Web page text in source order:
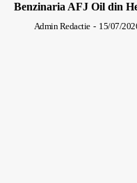
Benzinaria AFJ Oil din
Admin Redactie - 15/07/